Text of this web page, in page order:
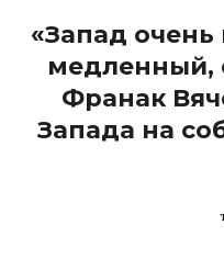
«Запад
медленный,
Франак
Запада на